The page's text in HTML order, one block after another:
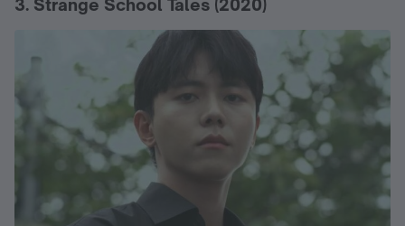
3. Strange School Tales (2020)